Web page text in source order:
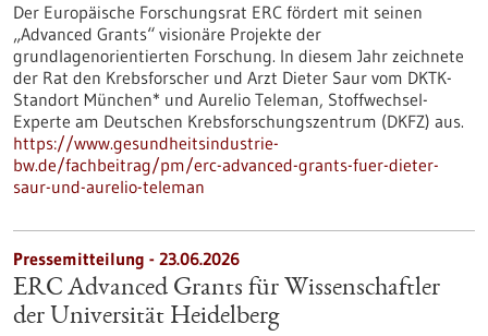
Der Europäische Forschungsrat ERC fördert mit seinen
„Advanced Grants“ visionäre Projekte der
grundlagenorientierten Forschung. In diesem Jahr zeichnete
der Rat den Krebsforscher und Arzt Dieter Saur vom DKTK-
Standort München* und Aurelio Teleman, Stoffwechsel-
Experte am Deutschen Krebsforschungszentrum (DKFZ) aus.
https://www.gesundheitsindustrie-
bw.de/fachbeitrag/pm/erc-advanced-grants-fuer-dieter-
saur-und-aurelio-teleman
Pressemitteilung - 23.06.2026
ERC Advanced Grants für Wissenschaftler
der Universität Heidelberg